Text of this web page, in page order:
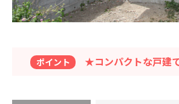
ポイント ★コンパクトな戸建